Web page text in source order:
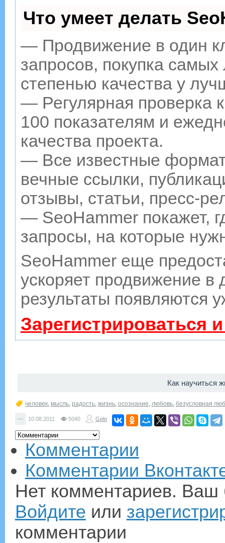
Что умеет делать
— Продвижение в один
запросов, покупка
степенью качества у
— Регулярная проверка
100 показателям и
качества проекта.
— Все известные
вечные ссылки,
отзывы, статьи, пресс-
— SeoHammer покажет,
запросы, на которые
SeoHammer еще
ускоряет продвижение в
результаты появляются
Зарегистрироваться
Как научиться
человек, мысль, радость, жизнь, осознание, любовь, безусловная
— 10.08.2011 5040 Gelo
Комментарии
Комментарии
Нет комментариев. Ваш
Войдите или
комментарии